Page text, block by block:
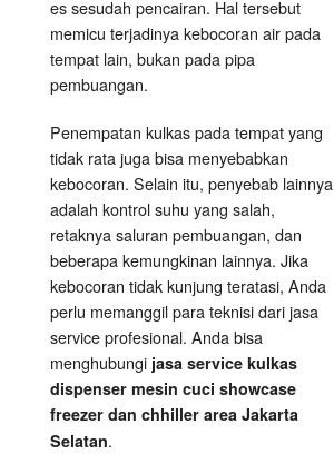
es sesudah pencairan. Hal tersebut
memicu terjadinya kebocoran air pada
tempat lain, bukan pada pipa
pembuangan.
Penempatan kulkas pada tempat yang
tidak rata juga bisa menyebabkan
kebocoran. Selain itu, penyebab lainnya
adalah kontrol suhu yang salah,
retaknya saluran pembuangan, dan
beberapa kemungkinan lainnya. Jika
kebocoran tidak kunjung teratasi, Anda
perlu memanggil para teknisi dari jasa
service profesional. Anda bisa
menghubungi jasa service kulkas
dispenser mesin cuci showcase
freezer dan chhiller area Jakarta
Selatan.